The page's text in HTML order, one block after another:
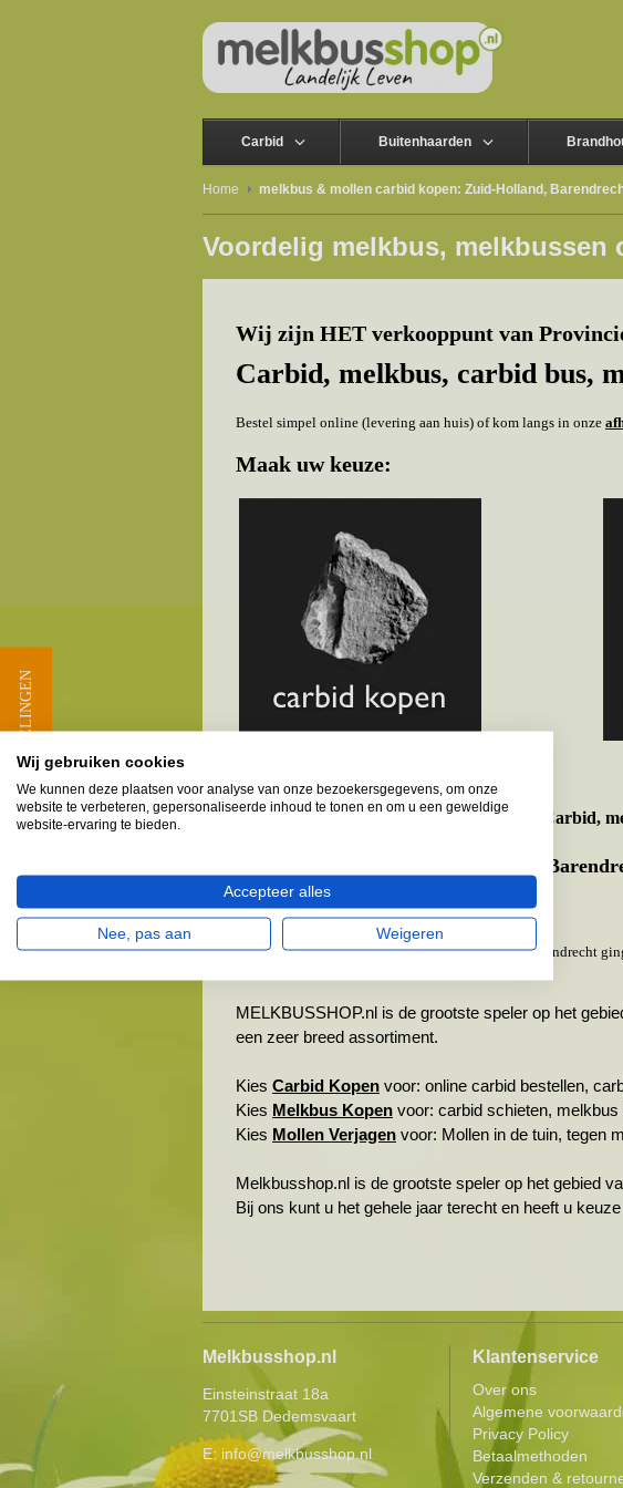
Carbid Buitenhaarden
Home melkbus & mollen carbid kopen: Zuid-Holland,
Voordelig melkbus,
Wij zijn HET verkooppunt van
Carbid, melkbus, carbid bus,
Bestel simpel online (levering aan huis) of kom langs in onze
Maak uw keuze:
Melkbusshop.nl HET verkooppunt voor Carbid,
Provincie Zuid-Holland - Gemeente
Barendrecht & omgeving
Vele klanten provincie Zuid-Holland, gemeente Barendrecht
MELKBUSSHOP.nl is de grootste speler op het
een zeer breed assortiment.
Kies Carbid Kopen voor: online carbid bestellen,
Kies Melkbus Kopen voor: carbid schieten,
Kies Mollen Verjagen voor: Mollen in de tuin, tegen
Melkbusshop.nl is de grootste speler op het gebied
Bij ons kunt u het gehele jaar terecht en heeft u
Melkbusshop.nl
Einsteinstraat 18a
7701SB Dedemsvaart
E: info@melkbusshop.nl
Klantenservice
Over ons
Algemene
Privacy Policy
Betaalmethoden
Verzenden &
★ BEOORDELINGEN
Wij gebruiken cookies
We kunnen deze plaatsen voor analyse van onze bezoekersgegevens, om onze
website te verbeteren, gepersonaliseerde inhoud te tonen en om u een geweldige
website-ervaring te bieden.
Accepteer alles
Nee, pas aan Weigeren